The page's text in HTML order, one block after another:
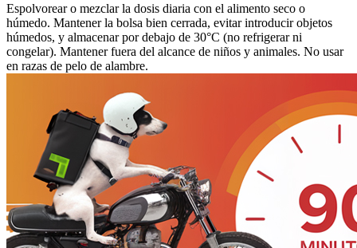
Espolvorear o mezclar la dosis diaria con el alimento seco o
húmedo. Mantener la bolsa bien cerrada, evitar introducir objetos
húmedos, y almacenar por debajo de 30°C (no refrigerar ni
congelar). Mantener fuera del alcance de niños y animales. No usar
en razas de pelo de alambre.